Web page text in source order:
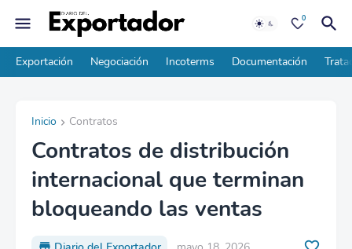
0
Exportación Negociación Incoterms Documentación
Inicio Contratos
Contratos de distribución
internacional que terminan
bloqueando las ventas